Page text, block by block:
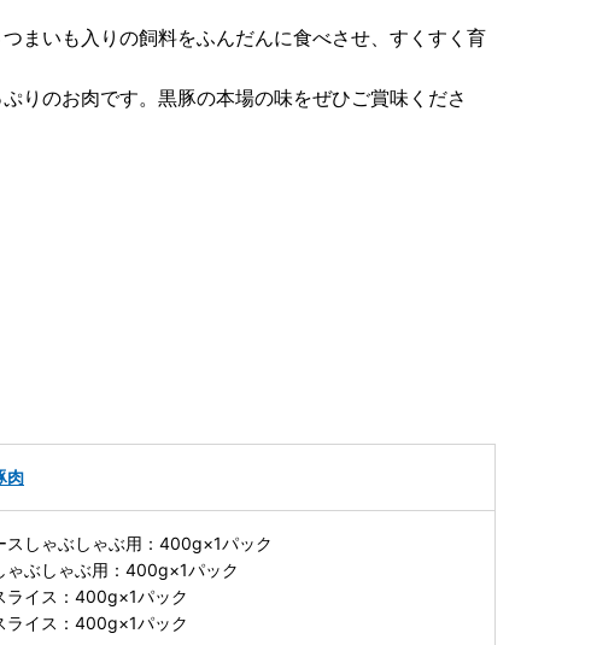
まいも入りの飼料をふんだんに食べさせ、すくすく育
りのお肉です。黒豚の本場の味をぜひご賞味くださ
肉
スしゃぶしゃぶ用：400g×1パック
ゃぶしゃぶ用：400g×1パック
ライス：400g×1パック
ライス：400g×1パック